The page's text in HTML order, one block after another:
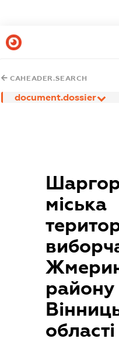
CAHEADER.SEARCH
document.dossier
міська
району
області